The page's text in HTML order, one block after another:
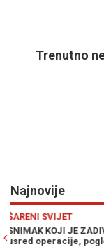
Trenutno
Najnovije
Japan
SHOW
pogledajte
Previous